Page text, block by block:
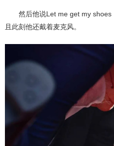
然后他说Let me get my shoes
且此刻他还戴着麦克风。